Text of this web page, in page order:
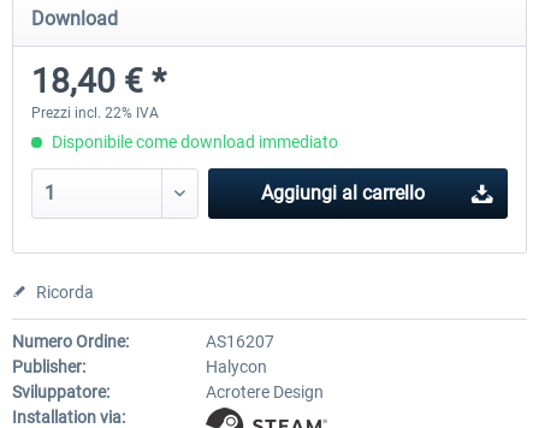
Download
18,40 € *
Prezzi incl. 22% IVA
Disponibile come download immediato
Aggiungi al carrello
Ricorda
Numero Ordine:
AS16207
Publisher:
Halycon
Sviluppatore:
Acrotere Design
Installation via: